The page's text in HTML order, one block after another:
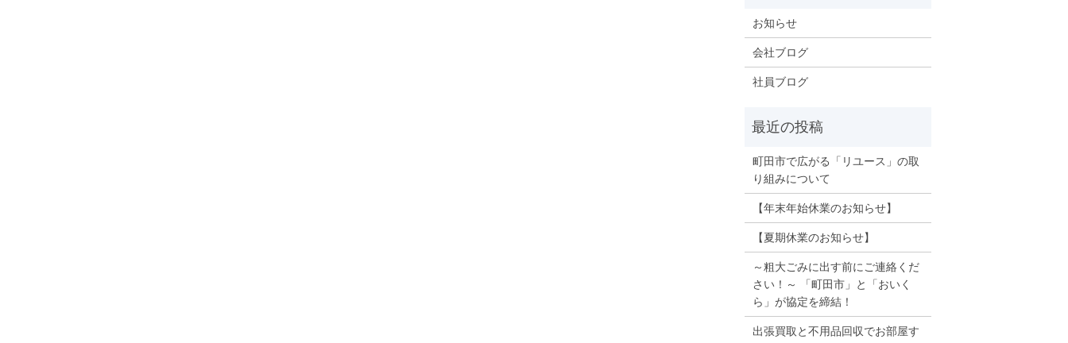
お知らせ
会社ブログ
社員ブログ
町田市で広がる「リユース」の取
り組みについて
【年末年始休業のお知らせ】
【夏期休業のお知らせ】
～粗大ごみに出す前にご連絡くだ
さい！～ 「町田市」と「おいく
ら」が協定を締結！
出張買取と不用品回収でお部屋す